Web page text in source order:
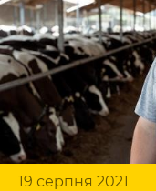
19 серпня 2021